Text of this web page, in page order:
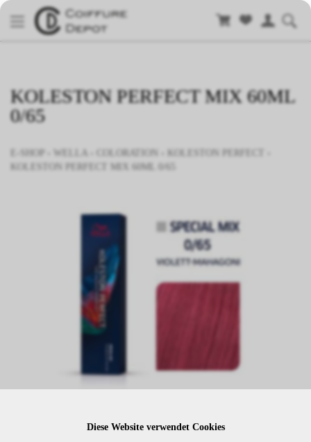
KOLESTON PERFECT MIX 60ML
0/65
WELLA KOLESTON PERFECT
KOLESTON PERFECT MIX 60ML 0/65
Diese Website verwendet Cookies